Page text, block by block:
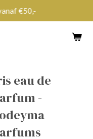
€50,-
eau de
-